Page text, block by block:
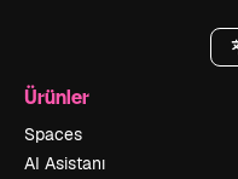
Ürünler
Spaces
AI Asistanı